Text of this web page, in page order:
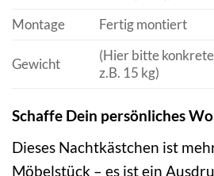
Montage
Fertig montiert
Gewicht
(Hier bitte
z.B. 15 kg)
Schaffe Dein persönliches
Dieses Nachtkästchen ist
Möbelstück – es ist ein